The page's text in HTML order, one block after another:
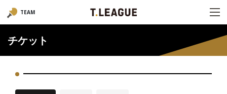
TEAM
チケット